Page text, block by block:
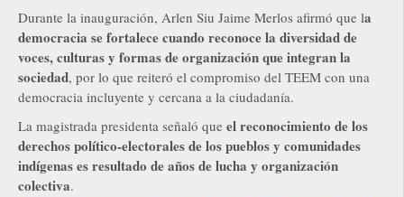
Durante la inauguración, Arlen Siu Jaime Merlos afirmó que la
democracia se fortalece cuando reconoce la diversidad de
voces, culturas y formas de organización que integran la
sociedad, por lo que reiteró el compromiso del TEEM con una
democracia incluyente y cercana a la ciudadanía.
La magistrada presidenta señaló que el reconocimiento de los
derechos político-electorales de los pueblos y comunidades
indígenas es resultado de años de lucha y organización
colectiva.